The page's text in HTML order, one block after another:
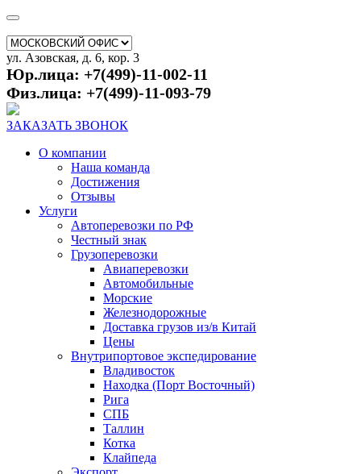
ул. Азовская, д. 6, кор. 3
Юр.лица: +7(499)-11-002-11
Физ.лица: +7(499)-11-093-79
ЗАКАЗАТЬ ЗВОНОК
О компании
Наша команда
Достижения
Отзывы
Услуги
Автоперевозки по РФ
Честный знак
Грузоперевозки
Авиаперевозки
Автомобильные
Морские
Железнодорожные
Доставка грузов из/в Китай
Цены
Внутрипортовое экспедирование
Владивосток
Находка (Порт Восточный)
Рига
СПБ
Таллин
Котка
Клайпеда